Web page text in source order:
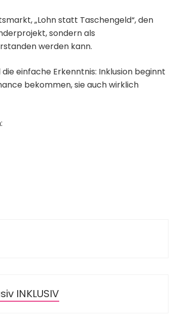
„Lohn statt Taschengeld“, den
sondern als
werden kann.
einfache Erkenntnis: Inklusion beginnt
bekommen, sie auch wirklich
INKLUSIV